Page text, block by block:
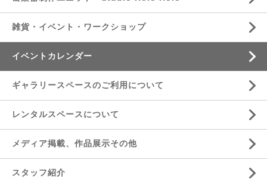
雑貨・イベント・ワークショップ
イベントカレンダー
ギャラリースペースのご利用について
レンタルスペースについて
メディア掲載、作品展示その他
スタッフ紹介